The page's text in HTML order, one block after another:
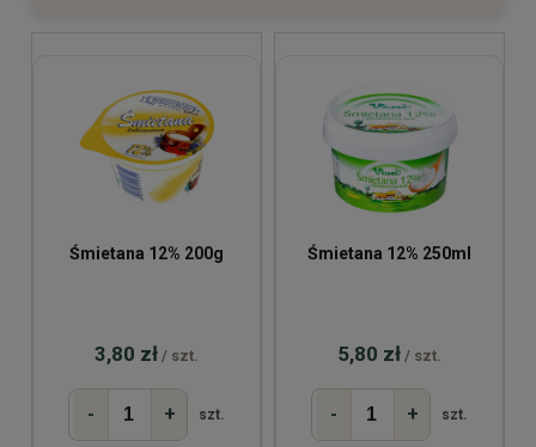
Śmietana 12% 200g
3,80 zł / szt.
- + szt.
Śmietana 12% 250ml
5,80 zł / szt.
- + szt.